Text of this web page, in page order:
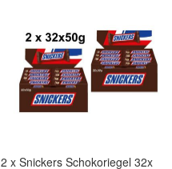
2 x Snickers Schokoriegel 32x